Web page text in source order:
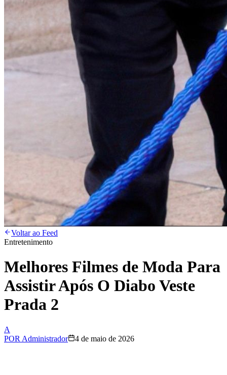
Voltar ao Feed
Entretenimento
Melhores Filmes de Moda Para
Assistir Após O Diabo Veste
Prada 2
A
POR Administrador 4 de maio de 2026